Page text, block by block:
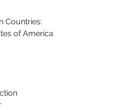
Countries:
of America